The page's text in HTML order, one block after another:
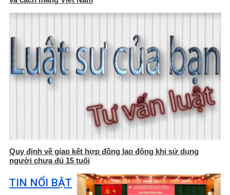
Quy định về giao kết hợp đồng lao động khi sử dụng
người chưa đủ 15 tuổi
TIN NỔI BẬT